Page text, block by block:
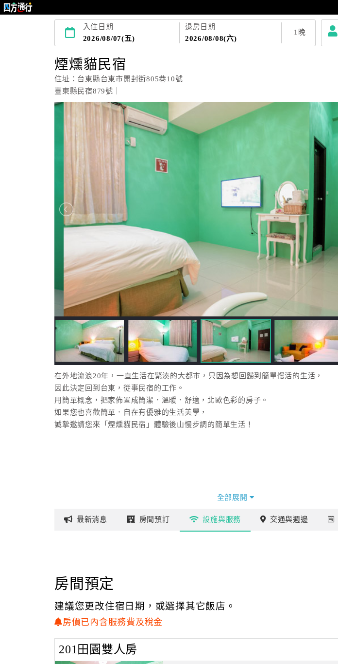
入住日期
2026/08/07(五)
退房日期
2026/08/08(六)
1 晚
煙燻貓民宿
住址：台東縣台東市開封街805巷10號
臺東縣民宿879號｜
在外地流浪20年，一直生活在緊湊的大都市，只因為想回歸到簡單慢活的生活，
因此決定回到台東，從事民宿的工作。
用簡單概念，把家佈置成簡潔．溫暖．舒適，北歐色彩的房子。
如果您也喜歡簡單．自在有優雅的生活美學，
誠摯邀請您來「煙燻貓民宿」體驗後山慢步調的簡單生活！
全部展開
最新消息 房間預訂 設施與服務 交通與週邊
房間預定
建議您更改住宿日期，或選擇其它飯店。
房價已內含服務費及稅金
201田園雙人房